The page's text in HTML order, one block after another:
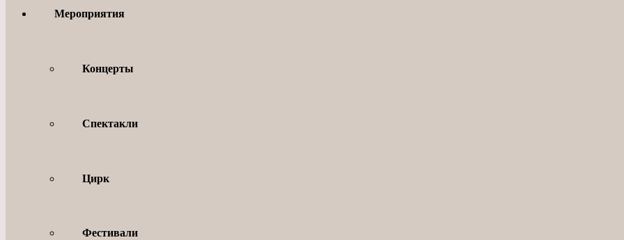
Мероприятия
Концерты
Спектакли
Цирк
Фестивали